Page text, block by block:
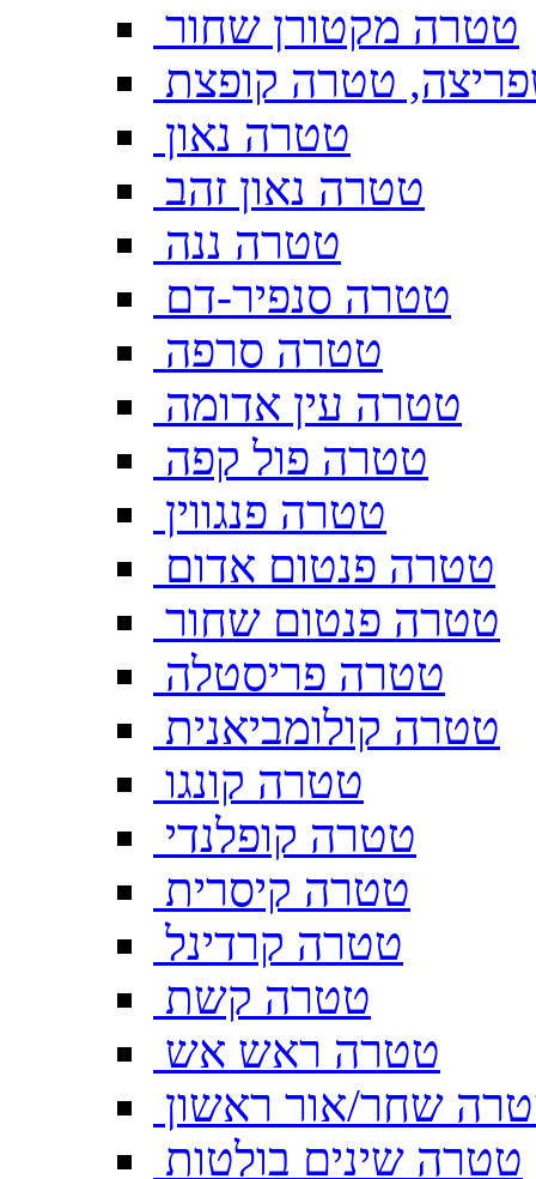
טטרה מקטורן שחור
טטרה קופצת
טטרה נאון
טטרה נאון זהב
טטרה ננה
טטרה סנפיר-דם
טטרה סרפה
טטרה עין אדומה
טטרה פול קפה
טטרה פנגווין
טטרה פנטום אדום
טטרה פנטום שחור
טטרה פריסטלה
טטרה קולומביאנית
טטרה קונגו
טטרה קופלנדי
טטרה קיסרית
טטרה קרדינל
טטרה קשת
טטרה ראש אש
שחר/אור ראשון
טטרה שינים בולטות